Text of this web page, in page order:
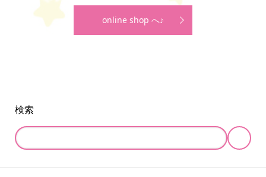
online shop へ♪
検索